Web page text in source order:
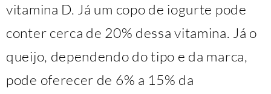
vitamina D. Já um copo de iogurte pode
conter cerca de 20% dessa vitamina. Já o
queijo, dependendo do tipo e da marca,
pode oferecer de 6% a 15% da